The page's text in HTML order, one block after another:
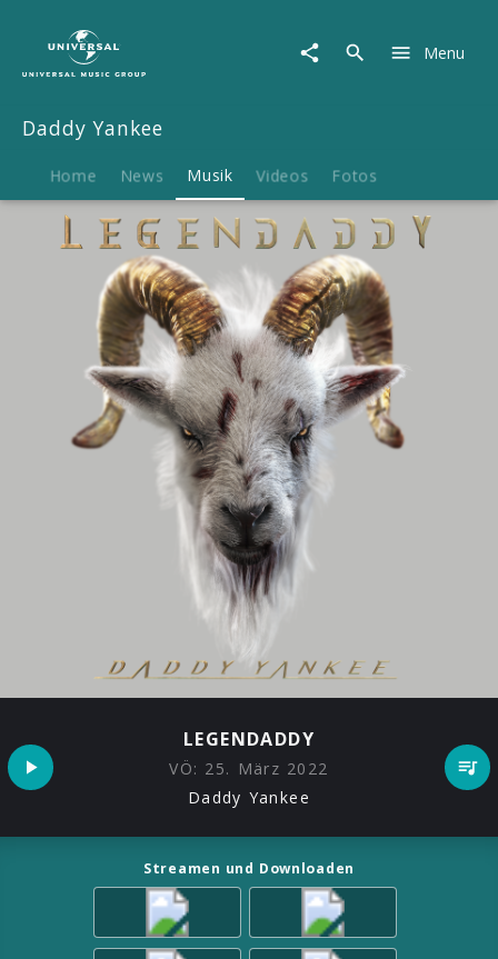
Musik
LEGENDADDY
Menu
Daddy Yankee
Home News Musik Videos Fotos
LEGENDADDY
VÖ: 25. März 2022
Daddy Yankee
Streamen und Downloaden